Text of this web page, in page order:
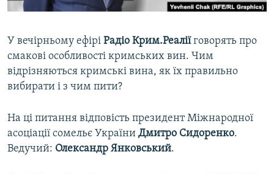
СВІДЧЕННЯ ОКУПАЦІЇ
ІНФОГРАФІКА
Qırımtatar
ДОЛУЧАЙСЯ!
У вечірньому ефірі Радіо Крим.Реаліїговорять про
смакові особливості кримських вин. Чим
відрізняються кримські вина, як їх правильно
вибирати і з чим пити?
На ці питання відповість президент Міжнародної
асоціації сомельє України Дмитро Сидоренко.
Ведучий: Олександр Янковський.